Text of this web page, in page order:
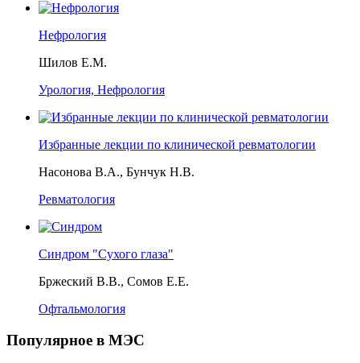
Нефрология
Шилов Е.М.
Урология, Нефрология
Избранные лекции по клинической ревматологии
Насонова В.А., Бунчук Н.В.
Ревматология
Синдром "Сухого глаза"
Бржеский В.В., Сомов Е.Е.
Офтальмология
Популярное в МЭС